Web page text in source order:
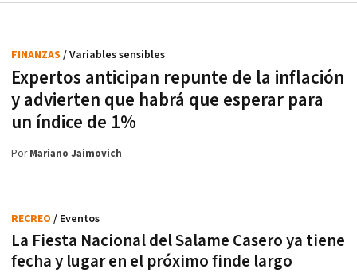
Expertos anticipan repunte de la inflación
y advierten que habrá que esperar para
un índice de 1%
FINANZAS / Variables sensibles
PorMariano Jaimovich
La Fiesta Nacional del Salame Casero ya tiene
fecha y lugar en el próximo finde largo
RECREO / Eventos